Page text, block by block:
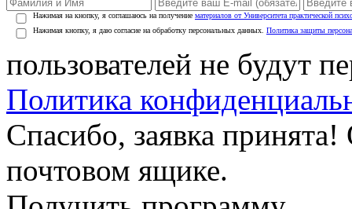
Нажимая на кнопку, я соглашаюсь на получение материалов от Университета практической
Нажимая кнопку, я даю согласие на обработку персональных данных. Политика защиты
пользователей не будут
Политика
Спасибо, заявка
почтовом ящике.